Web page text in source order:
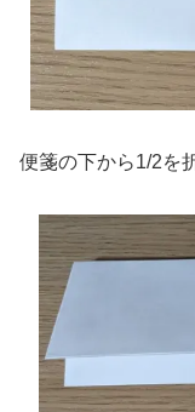
便箋の下から1/2を